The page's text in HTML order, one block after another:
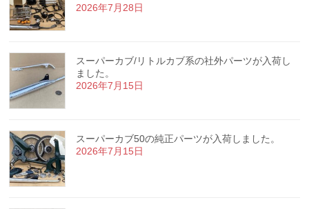
2026年7月28日
スーパーカブ/リトルカブ系の社外パーツが入荷し
ました。
2026年7月15日
スーパーカブ50の純正パーツが入荷しました。
2026年7月15日